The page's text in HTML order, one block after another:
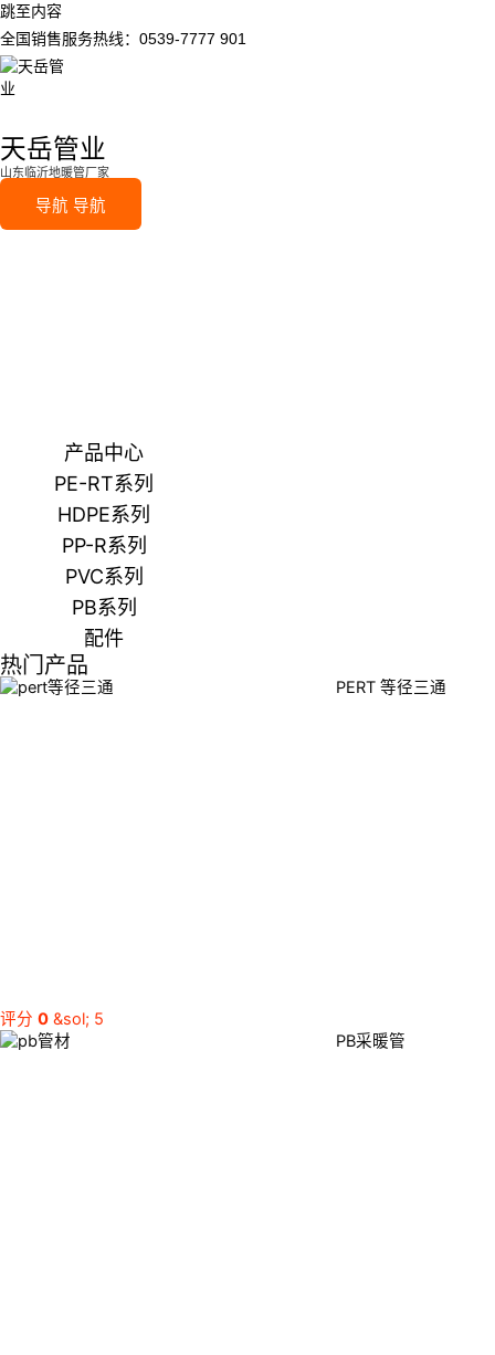
跳至内容
全国销售服务热线：0539-7777 901
天岳管业
山东临沂地暖管厂家
导航 导航
产品中心
PE-RT系列
HDPE系列
PP-R系列
PVC系列
PB系列
配件
热门产品
PERT 等径三通
评分 0 &sol; 5
PB采暖管